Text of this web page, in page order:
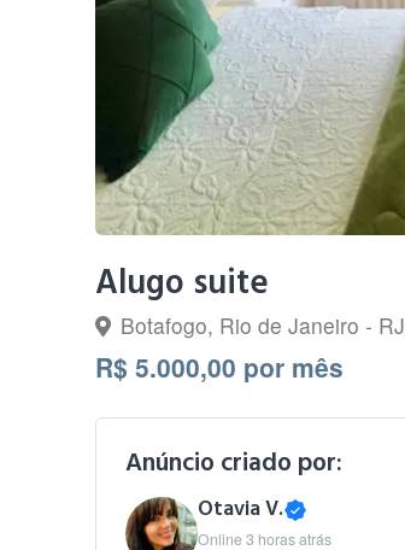
Alugo suite
Botafogo, Rio de Janeiro - RJ
R$ 5.000,00 por mês
Anúncio criado por:
Otavia V.
Online 3 horas atrás